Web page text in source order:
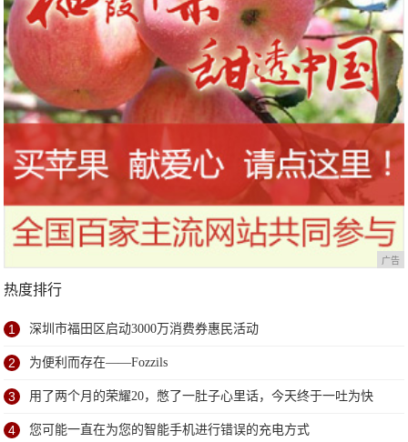
广告
热度排行
1 深圳市福田区启动3000万消费券惠民活动
2 为便利而存在——Fozzils
3 用了两个月的荣耀20，憋了一肚子心里话，今天终于一吐为快
4 您可能一直在为您的智能手机进行错误的充电方式